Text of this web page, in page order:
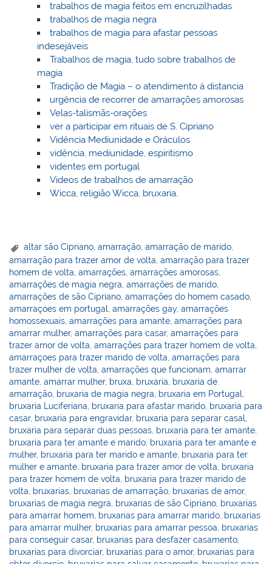
trabalhos de magia feitos em encruzilhadas
trabalhos de magia negra
trabalhos de magia para afastar pessoas
indesejáveis
Trabalhos de magia, tudo sobre trabalhos de
magia
Tradição de Magia – o atendimento á distancia
urgência de recorrer de amarrações amorosas
Velas-talismãs-orações
ver a participar em rituais de S. Cipriano
Vidência Mediunidade e Oráculos
vidência, mediunidade, espiritismo
videntes em portugal
Videos de trabalhos de amarração
Wicca, religião Wicca, bruxaria,
altar são Cipriano,amarração,amarração de marido,
amarração para trazer amor de volta ,amarração para trazer
homem de volta ,amarrações ,amarrações amorosas
amarrações de magia negra ,amarrações de marido
amarrações de são Cipriano ,amarrações do homem casado
amarraçoes em portugal ,amarrações gay,amarrações
homossexuais ,amarrações para amante ,amarrações para
amarrar mulher,amarrações para casar,amarrações para
trazer amor de volta ,amarrações para trazer homem de volta
amarraçoes para trazer marido de volta ,amarrações para
trazer mulher de volta ,amarrações que funcionam ,amarrar
amante ,amarrar mulher, bruxa bruxaria
bruxaria de
amarração bruxaria de magia negra bruxaria em Portugal
bruxaria Luciferiana
bruxaria para afastar marido bruxaria para
casar, bruxaria para engravidar, bruxaria para separar casal
bruxaria para separar duas pessoas bruxaria para ter amante
bruxaria para ter amante e marido bruxaria para ter amante e
mulher, bruxaria para ter marido e amante bruxaria para ter
mulher e amante bruxaria para trazer amor de volta
bruxaria
para trazer homem de volta
bruxaria para trazer marido de
volta
bruxarias bruxarias de amarração bruxarias de amor,
bruxarias de magia negra
bruxarias de são Cipriano bruxarias
para amarrar homem
bruxarias para amarrar marido bruxarias
para amarrar mulher, bruxarias para amarrar pessoa
bruxarias
para conseguir casar, bruxarias para desfazer casamento
bruxarias para divorciar, bruxarias para o amor, bruxarias para